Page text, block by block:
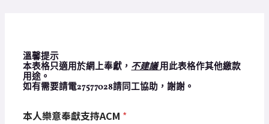
content溫馨提示
本表格只適用於網上奉獻， 不建議用此表格作其他繳款
用途。
如有需要請電27577028請同工協助，謝謝。
本人樂意奉獻支持ACM *